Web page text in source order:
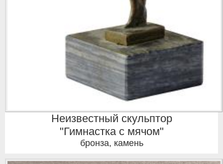
Неизвестный скульптор
"Гимнастка с мячом"
бронза, камень